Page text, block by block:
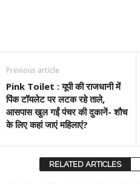
Previous article
Pink Toilet : यूपी की राजधानी में
पिंक टॉयलेट पर लटक रहे ताले,
आसपास खुल गईं पंचर की दुकानें- शौच
के लिए कहां जाएं महिलाएं?
RELATED ARTICLES